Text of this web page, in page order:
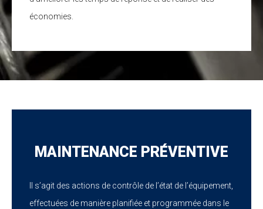
économies.
MAINTENANCE PRÉVENTIVE
Il s’agit des actions de contrôle de l’état de l’équipement,
effectuées de manière planifiée et programmée dans le